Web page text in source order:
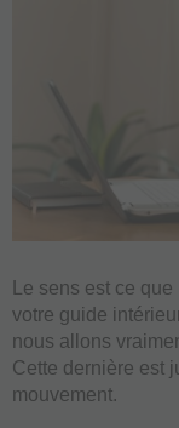
Le sens est ce
votre guide
nous allons
Cette dernière est
mouvement.